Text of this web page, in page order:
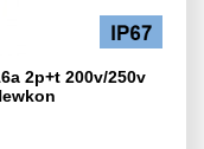
2p+t 200v/250v